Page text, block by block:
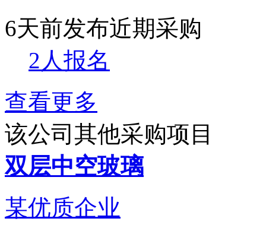
6天前发布近期采购
2人报名
查看更多
该公司其他采购项目
双层中空玻璃
某优质企业